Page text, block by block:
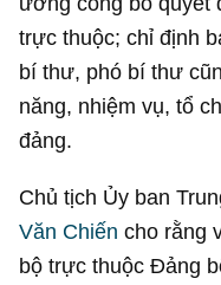
trực thuộc; chỉ định
bí thư, phó bí thư
năng, nhiệm vụ, tổ
đảng.
Chủ tịch Ủy ban
Văn Chiến cho rằng
bộ trực thuộc Đảng